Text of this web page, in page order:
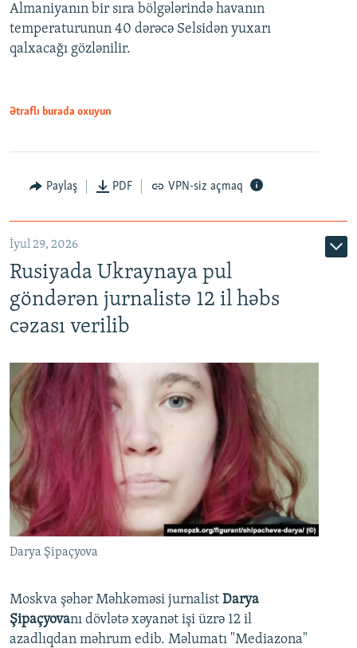
Almaniyanın bir sıra bölgələrində havanın
temperaturunun 40 dərəcə Selsidən yuxarı
qalxacağı gözlənilir.
Ətraflı burada oxuyun
Paylaş PDF VPN-siz açmaq
İyul 29, 2026
Rusiyada Ukraynaya pul
göndərən jurnalistə 12 il həbs
cəzası verilib
Darya Şipaçyova
Moskva şəhər Məhkəməsi jurnalist Darya
Şipaçyovanı dövlətə xəyanət işi üzrə 12 il
azadlıqdan məhrum edib. Məlumatı "Mediazona"